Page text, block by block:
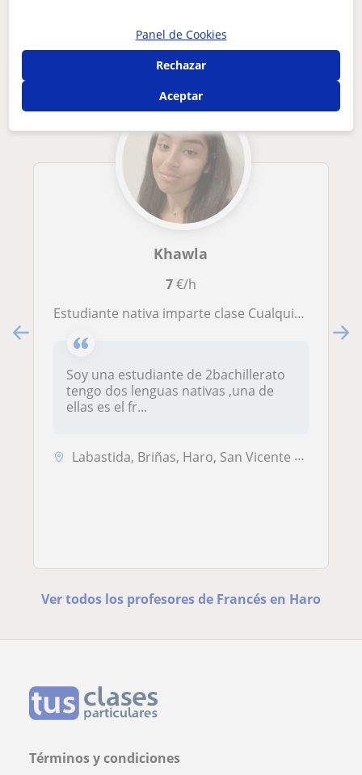
pueden interesarte
Khawla
7€/h
Estudiante nativa imparte clase Cualquier duda consultarme por mensajería
Soy una estudiante de 2bachillerato
tengo dos lenguas nativas ,una de
ellas es el fr...
Labastida, Briñas, Haro, San Vicente de la Sonsierra
Ver todos los profesores de Francés en Haro
Términos y condiciones
Panel de Cookies
Rechazar
Aceptar